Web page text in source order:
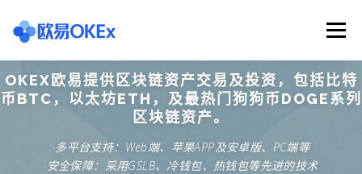
content
Menu
欧意交易所 关于欧意OKX 欧意APP下载
欧意注册网址 欧意交易下载 欧意团队
OKEX欧易提供区块链资产交易及投资，包括比特
币BTC，以太坊ETH，及最热门狗狗币DOGE系列
区块链资产。
·多平台支持：Web端、苹果APP及安卓版、PC端等
·安全保障：采用GSLB、冷钱包、热钱包等先进的技术